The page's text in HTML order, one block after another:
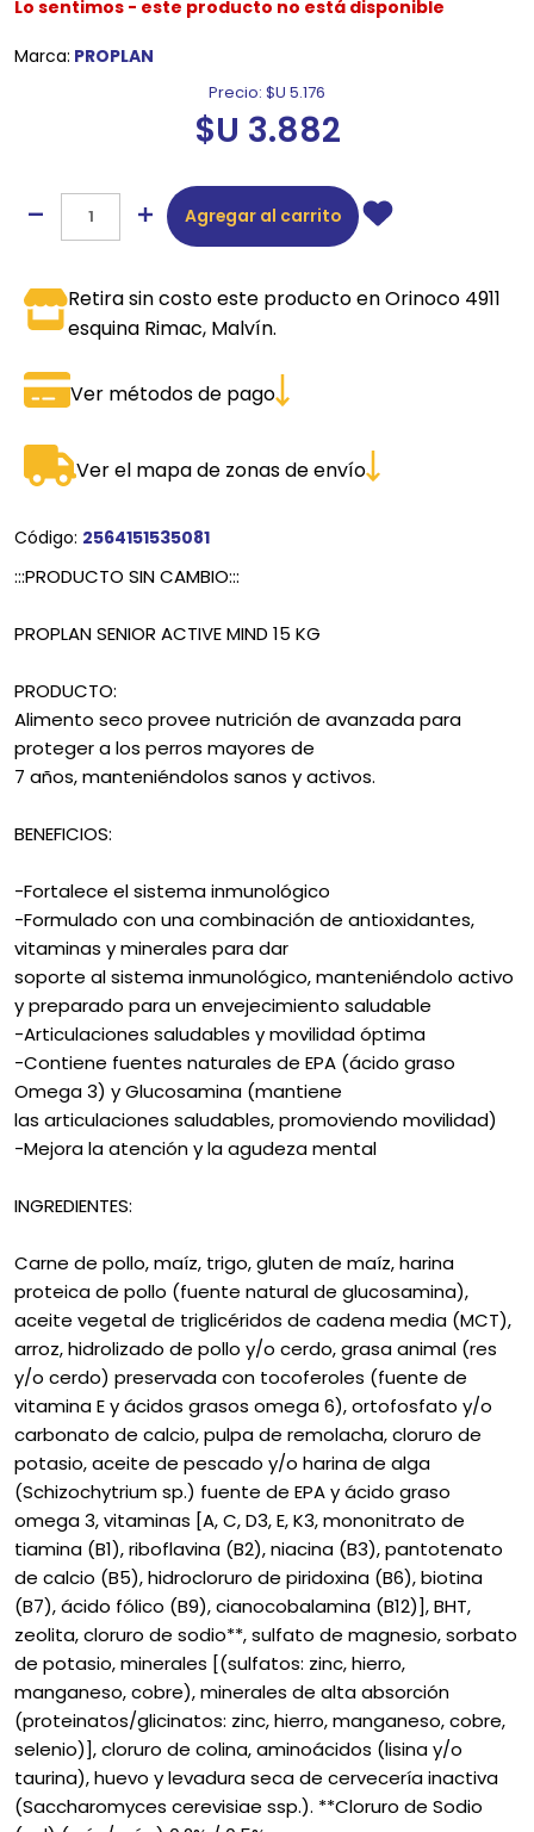
Lo sentimos - este producto no está disponible
Marca: PROPLAN
Precio: $U 5.176
$U 3.882
Agregar al carrito
Retira sin costo este producto en Orinoco 4911
esquina Rimac, Malvín.
Ver métodos de pago
Ver el mapa de zonas de envío
Código: 2564151535081
:::PRODUCTO SIN CAMBIO:::
PROPLAN SENIOR ACTIVE MIND 15 KG
PRODUCTO:
Alimento seco provee nutrición de avanzada para
proteger a los perros mayores de
7 años, manteniéndolos sanos y activos.
BENEFICIOS:
-Fortalece el sistema inmunológico
-Formulado con una combinación de antioxidantes,
vitaminas y minerales para dar
soporte al sistema inmunológico, manteniéndolo activo
y preparado para un envejecimiento saludable
-Articulaciones saludables y movilidad óptima
-Contiene fuentes naturales de EPA (ácido graso
Omega 3) y Glucosamina (mantiene
las articulaciones saludables, promoviendo movilidad)
-Mejora la atención y la agudeza mental
INGREDIENTES:
Carne de pollo, maíz, trigo, gluten de maíz, harina
proteica de pollo (fuente natural de glucosamina),
aceite vegetal de triglicéridos de cadena media (MCT),
arroz, hidrolizado de pollo y/o cerdo, grasa animal (res
y/o cerdo) preservada con tocoferoles (fuente de
vitamina E y ácidos grasos omega 6), ortofosfato y/o
carbonato de calcio, pulpa de remolacha, cloruro de
potasio, aceite de pescado y/o harina de alga
(Schizochytrium sp.) fuente de EPA y ácido graso
omega 3, vitaminas [A, C, D3, E, K3, mononitrato de
tiamina (B1), riboflavina (B2), niacina (B3), pantotenato
de calcio (B5), hidrocloruro de piridoxina (B6), biotina
(B7), ácido fólico (B9), cianocobalamina (B12)], BHT,
zeolita, cloruro de sodio**, sulfato de magnesio, sorbato
de potasio, minerales [(sulfatos: zinc, hierro,
manganeso, cobre), minerales de alta absorción
(proteinatos/glicinatos: zinc, hierro, manganeso, cobre,
selenio)], cloruro de colina, aminoácidos (lisina y/o
taurina), huevo y levadura seca de cervecería inactiva
(Saccharomyces cerevisiae ssp.). **Cloruro de Sodio